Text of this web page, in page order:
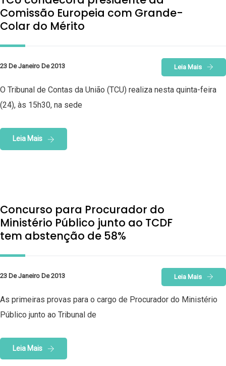
Comissão Europeia com Grande-
Colar do Mérito
23 De Janeiro De 2013 Leia Mais
O Tribunal de Contas da União (TCU) realiza nesta quinta-feira
(24), às 15h30, na sede
Leia Mais
Concurso para Procurador do
Ministério Público junto ao TCDF
tem abstenção de 58%
23 De Janeiro De 2013 Leia Mais
As primeiras provas para o cargo de Procurador do Ministério
Público junto ao Tribunal de
Leia Mais